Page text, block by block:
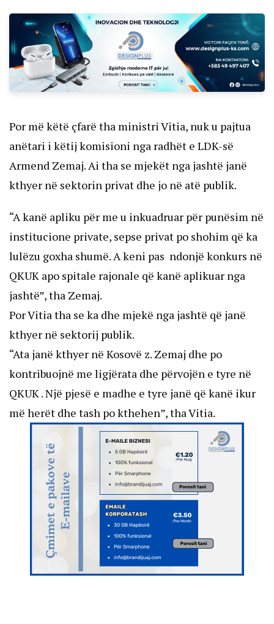
Por më këtë çfarë tha ministri Vitia, nuk u pajtua
anëtari i këtij komisioni nga radhët e LDK-së
Armend Zemaj. Ai tha se mjekët nga jashtë janë
kthyer në sektorin privat dhe jo në atë publik.
“A kanë apliku për me u inkuadruar për punësim në
institucione private, sepse privat po shohim që ka
lulëzu goxha shumë. A keni pas ndonjë konkurs në
QKUK apo spitale rajonale që kanë aplikuar nga
jashtë”, tha Zemaj.
Por Vitia tha se ka dhe mjekë nga jashtë që janë
kthyer në sektorij publik.
“Ata janë kthyer në Kosovë z. Zemaj dhe po
kontribuojnë me ligjërata dhe përvojën e tyre në
QKUK . Një pjesë e madhe e tyre janë që kanë ikur
më herët dhe tash po kthehen”, tha Vitia.